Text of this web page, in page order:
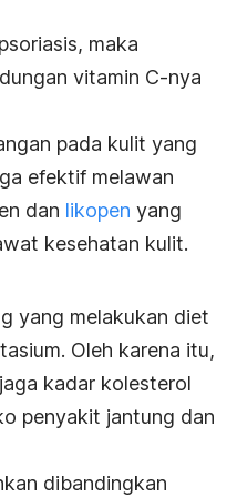
maka
vitamin C-nya
pada kulit yang
efektif melawan
dan likopen yang
kesehatan kulit.
yang melakukan diet
Oleh karena itu,
kadar kolesterol
penyakit jantung dan
dibandingkan